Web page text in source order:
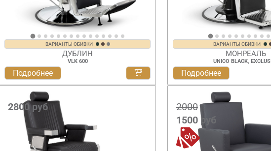
ВАРИАНТЫ ОБИВКИ
ДУБЛИН
VLK 600
Подробнее
ВАРИАНТЫ ОБИВКИ
МОНРЕАЛЬ
UNICO BLACK,
Подробнее
2800руб
2000
1500руб